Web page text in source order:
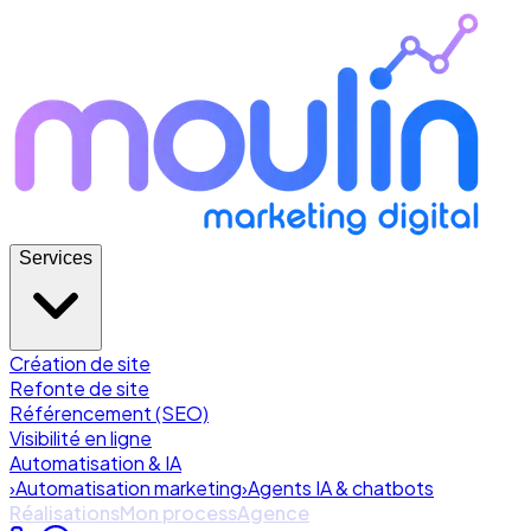
Services
Création de site
Refonte de site
Référencement (SEO)
Visibilité en ligne
Automatisation & IA
›Automatisation marketing›Agents IA & chatbots
RéalisationsMon processAgence